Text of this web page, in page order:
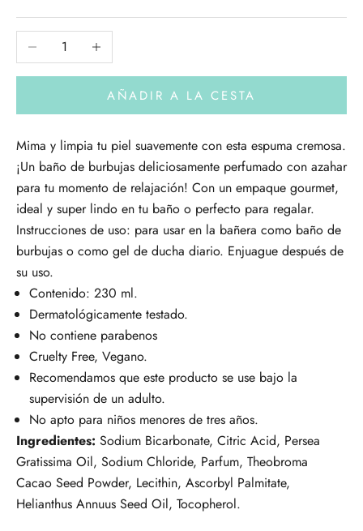
Reducir cantidadAumentar cantidad
AÑADIR A LA CESTA
Mima y limpia tu piel suavemente con esta espuma cremosa.
¡Un baño de burbujas deliciosamente perfumado con azahar
para tu momento de relajación! Con un empaque gourmet,
ideal y super lindo en tu baño o perfecto para regalar.
Instrucciones de uso: para usar en la bañera como baño de
burbujas o como gel de ducha diario. Enjuague después de
su uso.
Contenido: 230 ml.
Dermatológicamente testado.
No contiene parabenos
Cruelty Free, Vegano.
Recomendamos que este producto se use bajo la
supervisión de un adulto.
No apto para niños menores de tres años.
Ingredientes: Sodium Bicarbonate, Citric Acid, Persea
Gratissima Oil, Sodium Chloride, Parfum, Theobroma
Cacao Seed Powder, Lecithin, Ascorbyl Palmitate,
Helianthus Annuus Seed Oil, Tocopherol.